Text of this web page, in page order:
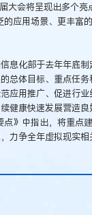
大会将呈现出多个
应用场景、更丰富
息化部于去年年底
总体目标、重点任
应用推广、促进行
健康快速发展营造
》中指出，将重点
力争全年虚拟现实